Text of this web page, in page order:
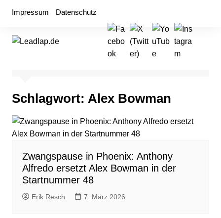
Impressum Datenschutz
Schlagwort: Alex Bowman
Zwangspause in Phoenix: Anthony
Alfredo ersetzt Alex Bowman in der
Startnummer 48
Erik Resch 7. März 2026